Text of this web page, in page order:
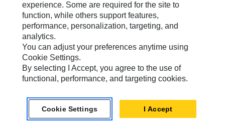
Seitenübersicht
Cookie Settings
Rechtliche Hinweise
Datenschutz
Europe-German© 2026 Caterpillar. Alle Rechte vorbehalten.
experience. Some are required for the site to
function, while others support features,
performance, personalization, targeting, and
analytics.
You can adjust your preferences anytime using
Cookie Settings.
By selecting I Accept, you agree to the use of
functional, performance, and targeting cookies.
Cookie Settings I Accept